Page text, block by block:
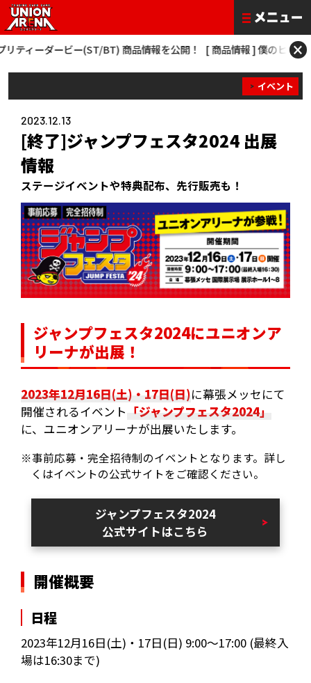
BT) 商品情報を公開！ [ 商品情報 ] 僕のヒーローアカデミア NEW
×
イベント
2023.12.13
[終了]ジャンプフェスタ2024 出展
情報
ステージイベントや特典配布、先行販売も！
ジャンプフェスタ2024にユニオンア
リーナが出展！
2023年12月16日(土)・17日(日)に幕張メッセにて
開催されるイベント 「ジャンプフェスタ2024」
に、ユニオンアリーナが出展いたします。
※事前応募・完全招待制のイベントとなります。詳し
くはイベントの公式サイトをご確認ください。
ジャンプフェスタ2024
公式サイトはこちら
開催概要
日程
2023年12月16日(土)・17日(日) 9:00～17:00 (最終入
場は16:30まで)